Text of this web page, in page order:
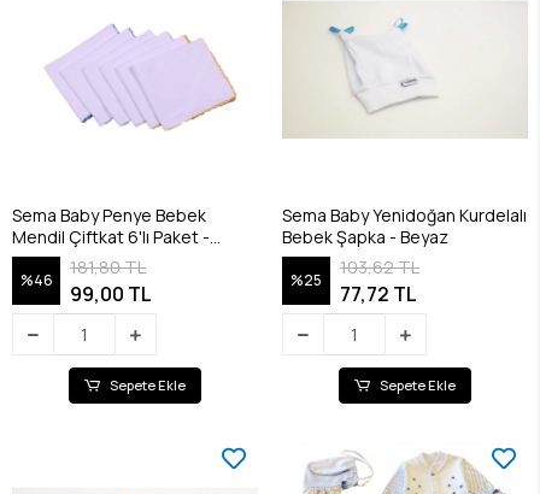
Sema Baby Penye Bebek
Mendil Çiftkat 6'lı Paket -
RENKLİ
%46
181,80 TL
99,00 TL
Sepete Ekle
Sema Baby Yenidoğan Kurdelalı
Bebek Şapka - Beyaz
%25
103,62 TL
77,72 TL
Sepete Ekle